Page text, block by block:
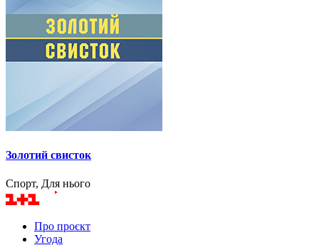
Золотий свисток
Спорт, Для нього
Про проєкт
Угода